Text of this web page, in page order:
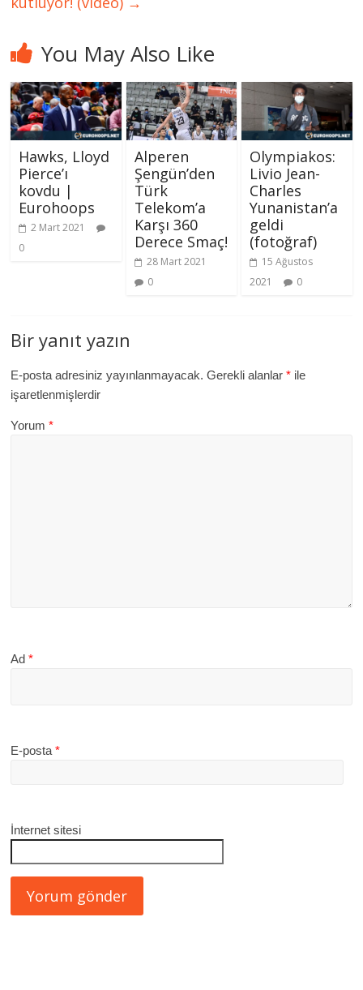
You May Also Like
Hawks, Lloyd
Pierce’ı
kovdu |
Eurohoops
2 Mart 2021
0
Alperen
Şengün’den
Türk
Telekom’a
Karşı 360
Derece Smaç!
28 Mart 2021
0
Olympiakos:
Livio Jean-
Charles
Yunanistan’a
geldi
(fotoğraf)
15 Ağustos
2021
0
Bir yanıt yazın
E-posta adresiniz yayınlanmayacak. Gerekli alanlar* ile
işaretlenmişlerdir
Yorum*
Ad*
E-posta*
İnternet sitesi